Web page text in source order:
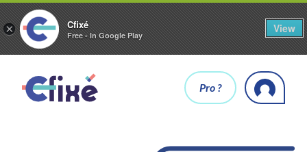
× Cfixé
Free - In Google Play
View
Pro ?